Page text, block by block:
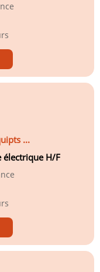
...
électrique H/F